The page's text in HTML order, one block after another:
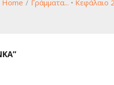
Home / Γράμματα... • Κεφάλαιο 2